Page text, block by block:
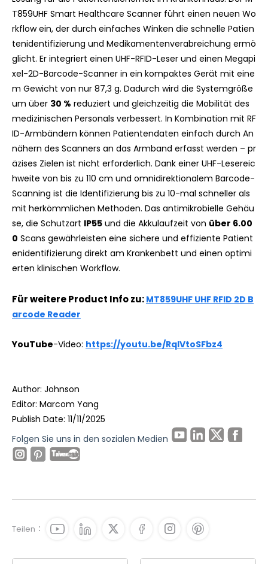
T859UHF Smart Healthcare Scanner führt einen neuen Wo
rkflow ein, der durch einfaches Winken die schnelle Patien
tenidentifizierung und Medikamentenverabreichung ermö
glicht. Er integriert einen UHF-RFID-Leser und einen Megapi
xel-2D-Barcode-Scanner in ein kompaktes Gerät mit eine
m Gewicht von nur 87,3 g. Dadurch wird die Systemgröße
um über 30 % reduziert und gleichzeitig die Mobilität des
medizinischen Personals verbessert. In Kombination mit RF
ID-Armbändern können Patientendaten einfach durch An
nähern des Scanners an das Armband erfasst werden – pr
äzises Zielen ist nicht erforderlich. Dank einer UHF-Lesereic
hweite von bis zu 110 cm und omnidirektionalem Barcode-
Scanning ist die Identifizierung bis zu 10-mal schneller als
mit herkömmlichen Methoden. Das antimikrobielle Gehäu
se, die Schutzart IP55 und die Akkulaufzeit von über 6.00
0 Scans gewährleisten eine sichere und effiziente Patient
enidentifizierung direkt am Krankenbett und einen optimi
erten klinischen Workflow.
Für weitere Product Info zu: MT859UHF UHF RFID 2D B
arcode Reader
YouTube-Video: https://youtu.be/RqIVtoSFbz4
Author: Johnson
Editor: Marcom Yang
Publish Date: 11/11/2025
Folgen Sie uns in den sozialen Medien
Teilen：